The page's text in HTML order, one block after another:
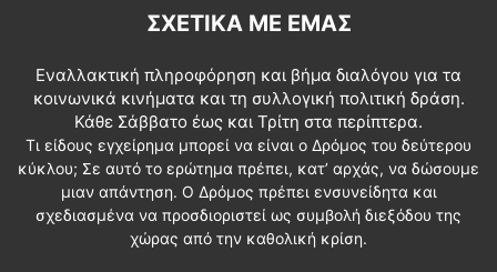
ΣΧΕΤΙΚΆ ΜΕ ΕΜΆΣ
Εναλλακτική πληροφόρηση και βήμα διαλόγου για τα
κοινωνικά κινήματα και τη συλλογική πολιτική δράση.
Κάθε Σάββατο έως και Τρίτη στα περίπτερα.
Τι είδους εγχείρημα μπορεί να είναι ο Δρόμος του δεύτερου
κύκλου; Σε αυτό το ερώτημα πρέπει, κατ’ αρχάς, να δώσουμε
μιαν απάντηση. Ο Δρόμος πρέπει ενσυνείδητα και
σχεδιασμένα να προσδιοριστεί ως συμβολή διεξόδου της
χώρας από την καθολική κρίση.